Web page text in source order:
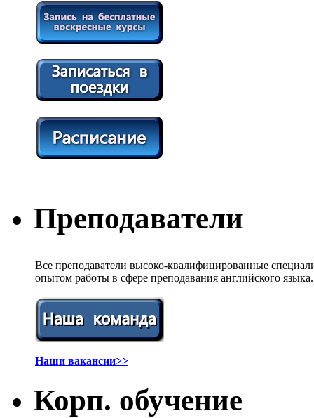
Преподаватели
Все преподаватели высоко-квалифицированные
опытом работы в сфере преподавания английского языка.
Наши вакансии>>
Корп. обучение